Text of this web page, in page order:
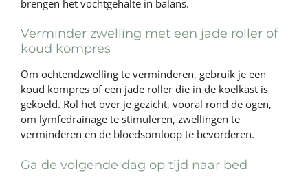
brengen het vochtgehalte in balans.
Verminder zwelling met een jade roller of
koud kompres
Om ochtendzwelling te verminderen, gebruik je een
koud kompres of een jade roller die in de koelkast is
gekoeld. Rol het over je gezicht, vooral rond de ogen,
om lymfedrainage te stimuleren, zwellingen te
verminderen en de bloedsomloop te bevorderen.
Ga de volgende dag op tijd naar bed